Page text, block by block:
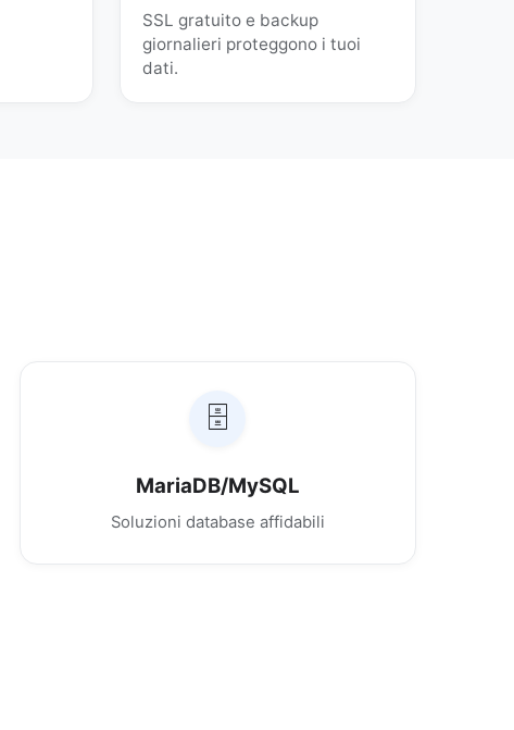
SSL gratuito e backup
giornalieri proteggono i tuoi
dati.
🗄️
MariaDB/MySQL
Soluzioni database affidabili